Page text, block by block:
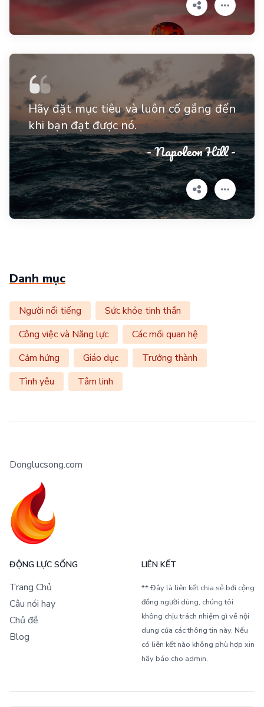
Hãy đặt mục tiêu và luôn cố gắng đến
khi bạn đạt được nó.
- Napoleon Hill -
Danh mục
Người nổi tiếng
Sức khỏe tinh thần
Công việc và Năng lực
Các mối quan hệ
Cảm hứng
Giáo dục
Trưởng thành
Tình yêu
Tâm linh
Donglucsong.com
ĐỘNG LỰC SỐNG
Trang Chủ
Câu nói hay
Chủ đề
Blog
LIÊN KẾT
** Đây là liên kết chia sẻ bới cộng
đồng người dùng, chúng tôi
không chịu trách nhiệm gì về nội
dung của các thông tin này. Nếu
có liên kết nào không phù hợp xin
hãy báo cho admin.